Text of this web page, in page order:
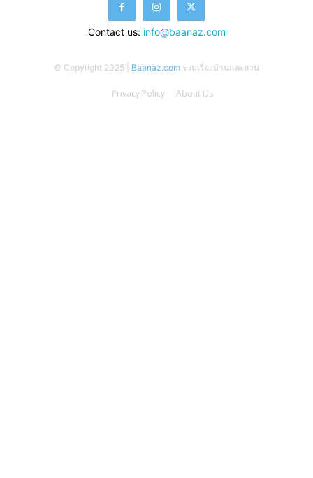
Contact us: info@baanaz.com
© Copyright 2025 | Baanaz.com รวมเรื่องบ้านและสวน
Privacy Policy About Us